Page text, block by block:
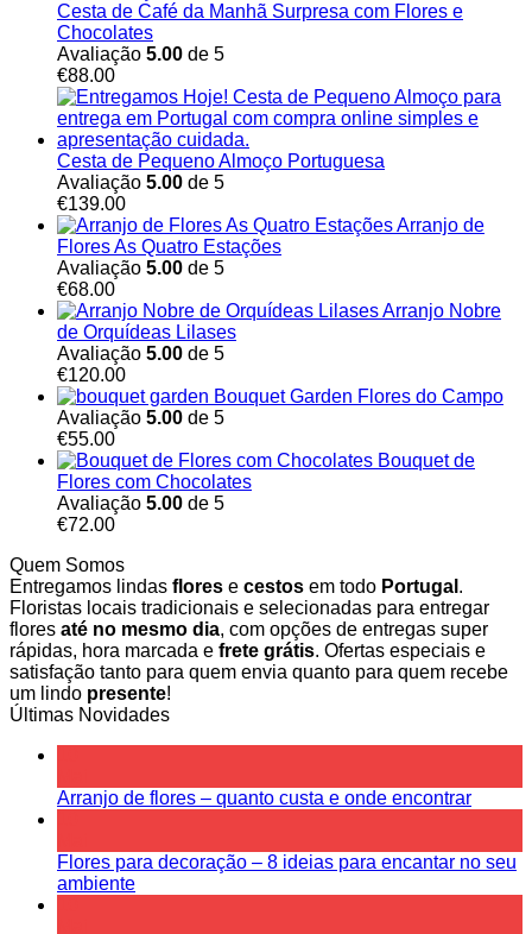
Cesta de Café da Manhã Surpresa com Flores e
Chocolates
Avaliação 5.00 de 5
€88.00
Cesta de Pequeno Almoço Portuguesa
Avaliação 5.00 de 5
€139.00
Arranjo de
Flores As Quatro Estações
Avaliação 5.00 de 5
€68.00
Arranjo Nobre
de Orquídeas Lilases
Avaliação 5.00 de 5
€120.00
Bouquet Garden Flores do Campo
Avaliação 5.00 de 5
€55.00
Bouquet de
Flores com Chocolates
Avaliação 5.00 de 5
€72.00
Quem Somos
Entregamos lindas flores e cestos em todo Portugal .
Floristas locais tradicionais e selecionadas para entregar
flores até no mesmo dia, com opções de entregas super
rápidas, hora marcada e frete grátis. Ofertas especiais e
satisfação tanto para quem envia quanto para quem recebe
um lindo presente!
Últimas Novidades
Arranjo de flores – quanto custa e onde encontrar
Flores para decoração – 8 ideias para encantar no seu
ambiente